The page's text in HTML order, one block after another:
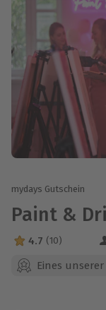
mydays Gutschein
Paint &
4.7 Sterne von 5
4.7 (10)
Eines